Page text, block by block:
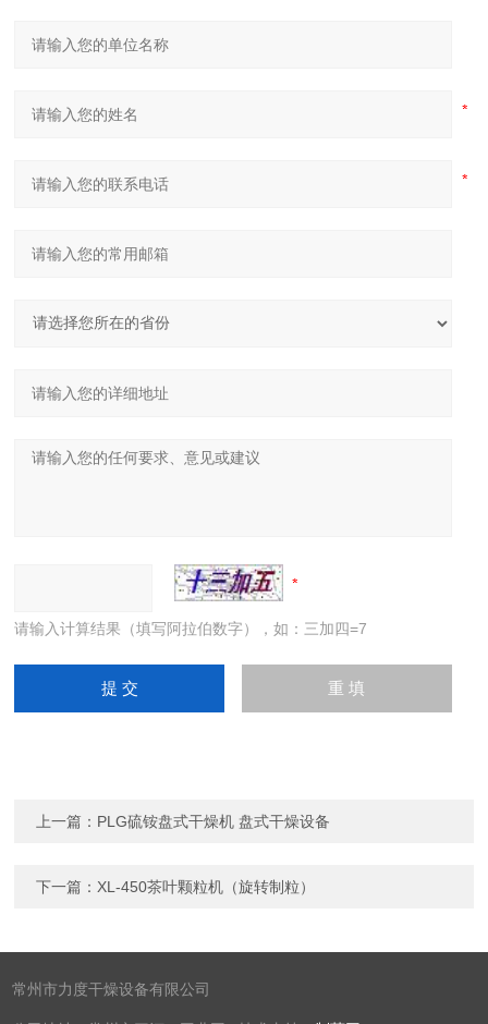
请输入计算结果（填写阿拉伯数字），如：三加四=7
上一篇： PLG硫铵盘式干燥机 盘式干燥设备
下一篇： XL-450茶叶颗粒机（旋转制粒）
常州市力度干燥设备有限公司